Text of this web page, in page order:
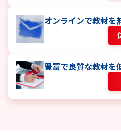
オンラインで教材を
豊富で良質な教材を